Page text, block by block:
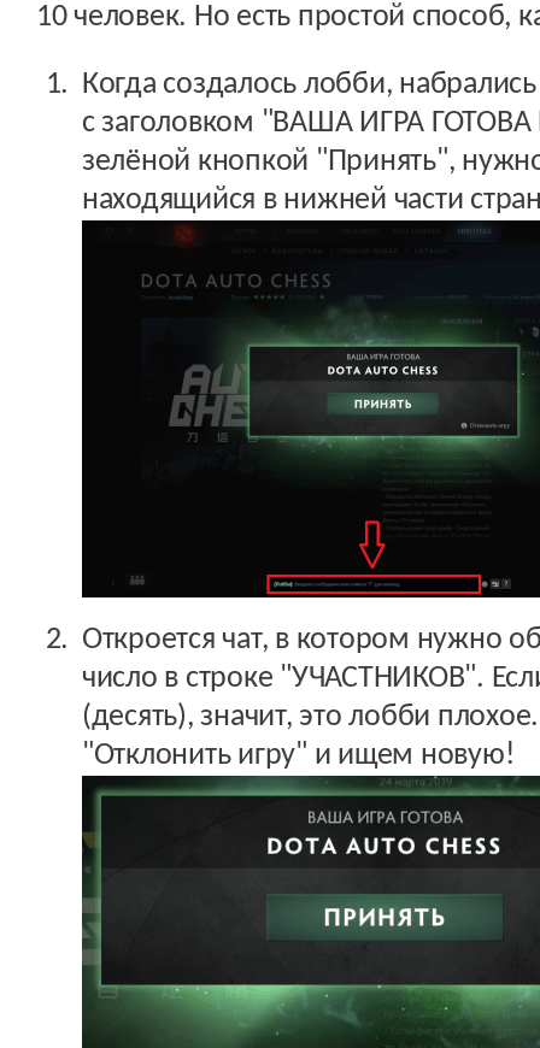
10 человек. Но есть простой способ,
Когда создалось лобби,
с заголовком "ВАША ИГРА ГОТОВА
зелёной кнопкой "Принять",
находящийся в нижней части
Откроется чат, в котором нужно
число в строке "УЧАСТНИКОВ".
(десять), значит, это лобби
"Отклонить игру" и ищем новую!